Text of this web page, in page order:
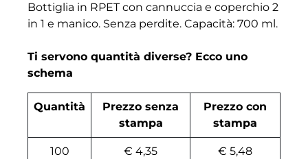
Bottiglia in RPET con cannuccia e coperchio 2
in 1 e manico. Senza perdite. Capacità: 700 ml.
Ti servono quantità diverse? Ecco uno
schema
Quantità
Prezzo senza
stampa
Prezzo con
stampa
100 € 4,35 € 5,48